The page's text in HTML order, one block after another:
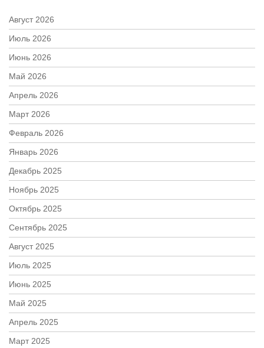
Август 2026
Июль 2026
Июнь 2026
Май 2026
Апрель 2026
Март 2026
Февраль 2026
Январь 2026
Декабрь 2025
Ноябрь 2025
Октябрь 2025
Сентябрь 2025
Август 2025
Июль 2025
Июнь 2025
Май 2025
Апрель 2025
Март 2025